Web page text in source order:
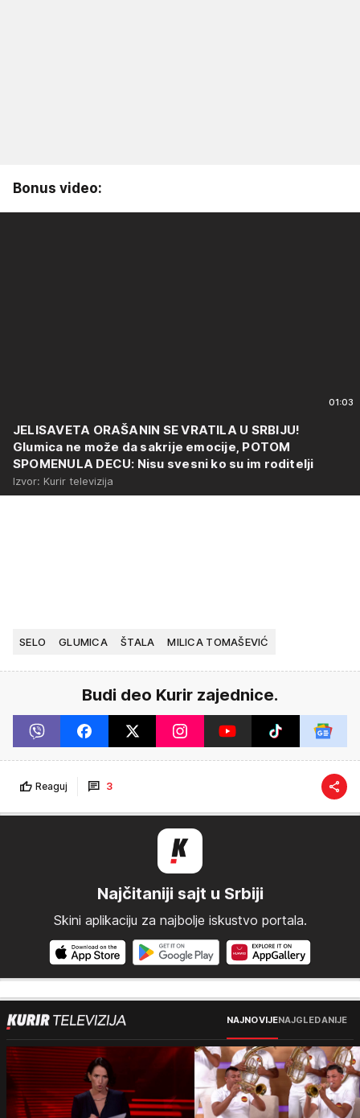
Bonus video:
01:03
JELISAVETA ORAŠANIN SE VRATILA U SRBIJU!
Glumica ne može da sakrije emocije, POTOM
SPOMENULA DECU: Nisu svesni ko su im roditelji
Izvor: Kurir televizija
SELO GLUMICA ŠTALA MILICA TOMAŠEVIĆ
Budi deo Kurir zajednice.
Reaguj 3
Najčitaniji sajt u Srbiji
Skini aplikaciju za najbolje iskustvo portala.
NAJNOVIJENAJGLEDANIJE